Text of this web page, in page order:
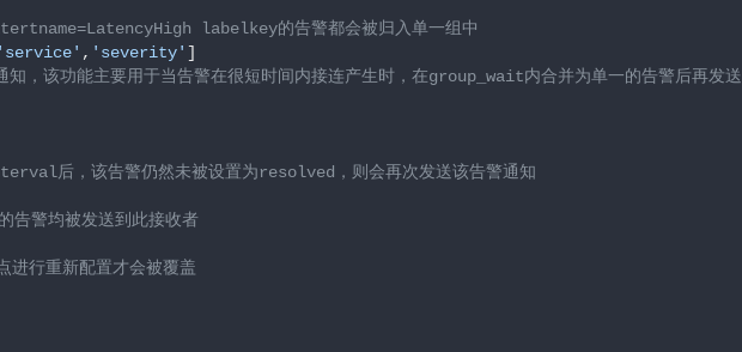
labelkey的告警都会被归入单一组中
'service' , 'severity' ]
，该功能主要用于当告警在很短时间内接连产生时，在group_wait内合并为单一的告警后再发送
后，该告警仍然未被设置为resolved，则会再次发送该告警通知
告警均被发送到此接收者
行重新配置才会被覆盖